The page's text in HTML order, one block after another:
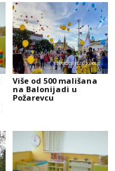
Više od 500 mališana
na Balonijadi u
Požarevcu